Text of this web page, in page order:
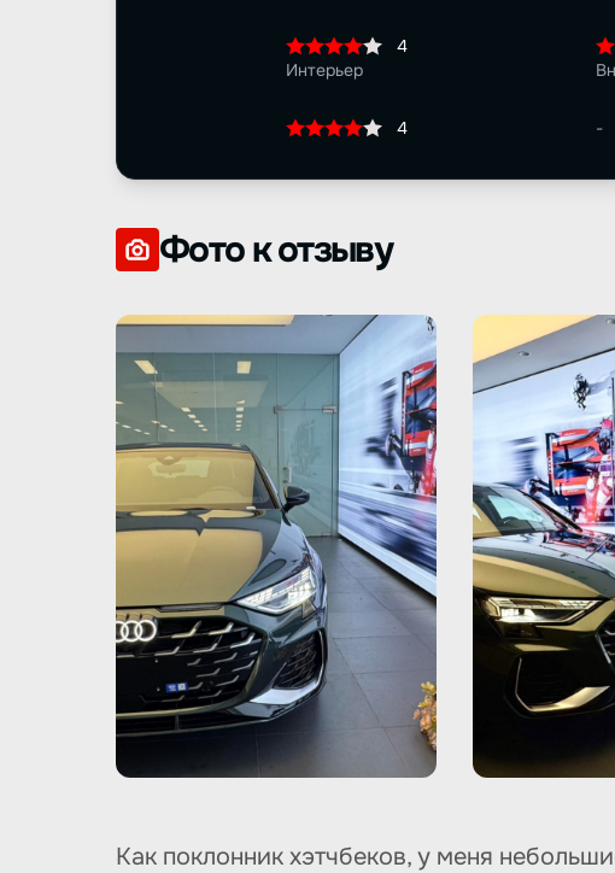
4
Интерьер
4 -
Фото к отзыву
Как поклонник хэтчбеков, у меня